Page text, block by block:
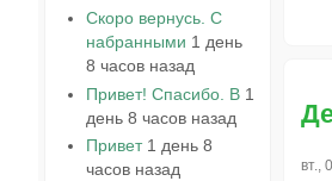
вт.,
Скоро вернусь. С
набранными 1 день
8 часов назад
Привет! Спасибо. В 1
день 8 часов назад
Привет 1 день 8
часов назад